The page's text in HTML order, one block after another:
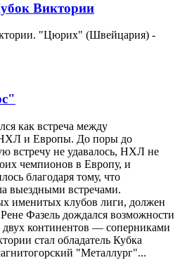
Виктории
"Цюрих" (Швейцария) -
как встреча между
и Европы. До поры до
встречу не удавалось, НХЛ не
чемпионов в Европу, и
благодаря тому, что
выездными встречами.
именитых клубов лиги, должен
Фазель дождался возможности
континентов — соперниками
стал обладатель Кубка
"Металлург"...